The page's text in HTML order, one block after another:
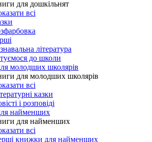
для дошкільнят
всі
література
до школи
молодших школярів
для молодших школярів
всі
казки
і розповіді
найменших
для найменших
всі
книжки для найменших